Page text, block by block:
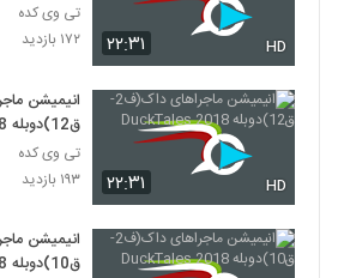
۲۲:۳۱ HD
تی وی کده
۱۷۲ بازدید
۲۲:۳۱ HD
ق12)دوبله DuckTales 2018
تی وی کده
۱۹۳ بازدید
ق10)دوبله DuckTales 2018